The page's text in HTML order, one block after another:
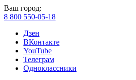
Ваш город:
8 800 550-05-18
Дзен
ВКонтакте
YouTube
Телеграм
Одноклассники